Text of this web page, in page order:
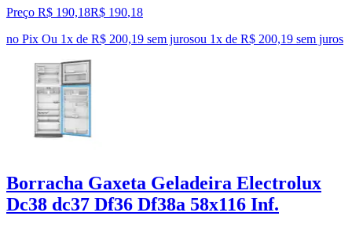
Preço R$ 190,18R$ 190,18
no Pix Ou 1x de R$ 200,19 sem jurosou 1x de R$ 200,19 sem juros
Borracha Gaxeta Geladeira Electrolux
Dc38 dc37 Df36 Df38a 58x116 Inf.